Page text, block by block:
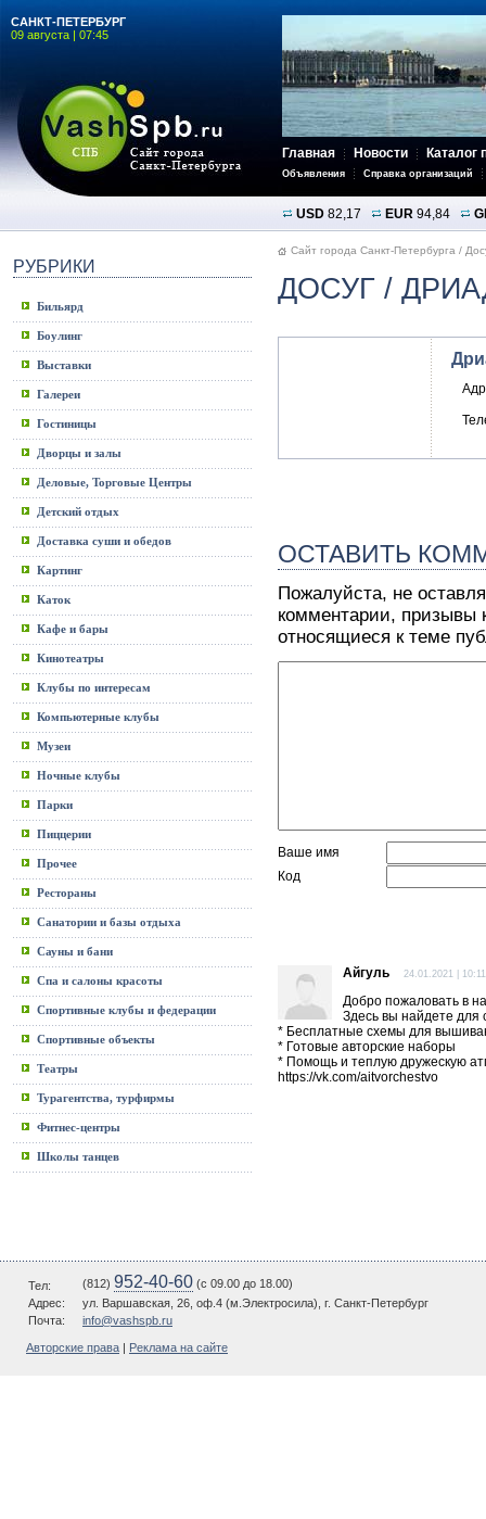
САНКТ-ПЕТЕРБУРГ
09 августа | 07:45
Главная Новости Каталог
Объявления Справка организаций
USD 82,17 EUR 94,84
РУБРИКИ
Бильярд
Боулинг
Выставки
Галереи
Гостиницы
Дворцы и залы
Деловые, Торговые Центры
Детский отдых
Доставка суши и обедов
Картинг
Каток
Кафе и бары
Кинотеатры
Клубы по интересам
Компьютерные клубы
Музеи
Ночные клубы
Парки
Пиццерии
Прочее
Рестораны
Санатории и базы отдыха
Сауны и бани
Спа и салоны красоты
Спортивные клубы и федерации
Спортивные объекты
Театры
Турагентства, турфирмы
Фитнес-центры
Школы танцев
Сайт города Санкт-Петербурга /
ДОСУГ /
ОСТАВИТЬ
Пожалуйста, не
комментарии, призывы
относящиеся к теме
Ваше имя
Код
Айгуль 24.01.2021 | 10:11
Добро пожаловать в
Здесь вы найдете для
* Бесплатные схемы для
* Готовые авторские наборы
* Помощь и теплую дружескую
https://vk.com/aitvorchestvo
Тел: (812) 952-40-60 (c 09.00 до 18.00)
Адрес:
ул. Варшавская, 26, оф.4 (м.Электросила), г. Санкт-Петербург
Почта:
info@vashspb.ru
Авторские права Реклама на сайте